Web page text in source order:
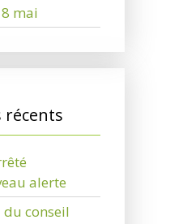
mai
récents
alerte
conseil